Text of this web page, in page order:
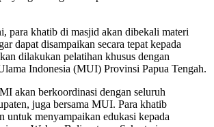
para khatib di masjid akan dibekali materi
dapat disampaikan secara tepat kepada
dilakukan pelatihan khusus dengan
Indonesia (MUI) Provinsi Papua Tengah.
akan berkoordinasi dengan seluruh
juga bersama MUI. Para khatib
untuk menyampaikan edukasi kepada